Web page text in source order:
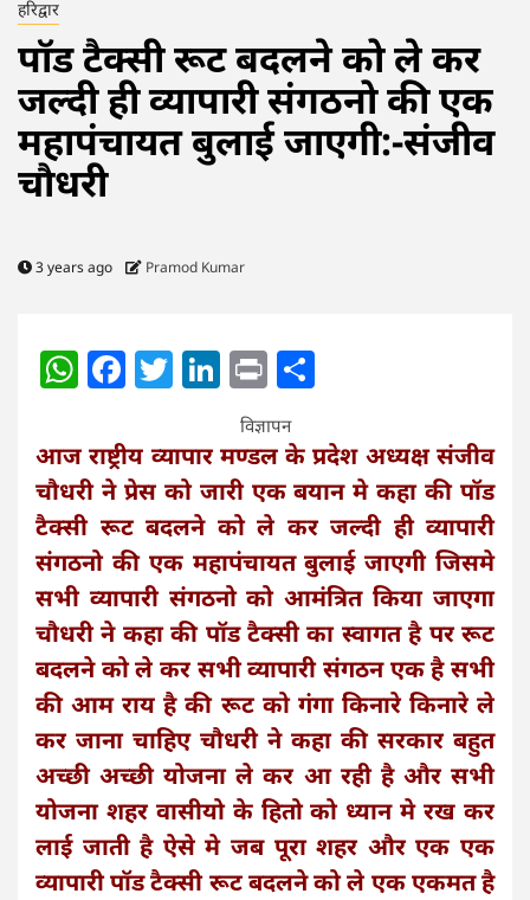
हरिद्वार
पॉड टैक्सी रूट बदलने को ले कर
जल्दी ही व्यापारी संगठनो की एक
महापंचायत बुलाई जाएगी:-संजीव
चौधरी
3 years ago Pramod Kumar
WhatsApp
Facebook
Twitter
LinkedIn
Print
विज्ञापन
आज राष्ट्रीय व्यापार मण्डल के प्रदेश अध्यक्ष संजीव
चौधरी ने प्रेस को जारी एक बयान मे कहा की पॉड
टैक्सी रूट बदलने को ले कर जल्दी ही व्यापारी
संगठनो की एक महापंचायत बुलाई जाएगी जिसमे
सभी व्यापारी संगठनो को आमंत्रित किया जाएगा
चौधरी ने कहा की पॉड टैक्सी का स्वागत है पर रूट
बदलने को ले कर सभी व्यापारी संगठन एक है सभी
की आम राय है की रूट को गंगा किनारे किनारे ले
कर जाना चाहिए चौधरी ने कहा की सरकार बहुत
अच्छी अच्छी योजना ले कर आ रही है और सभी
योजना शहर वासीयो के हितो को ध्यान मे रख कर
लाई जाती है ऐसे मे जब पूरा शहर और एक एक
व्यापारी पॉड टैक्सी रूट बदलने को ले एक एकमत है